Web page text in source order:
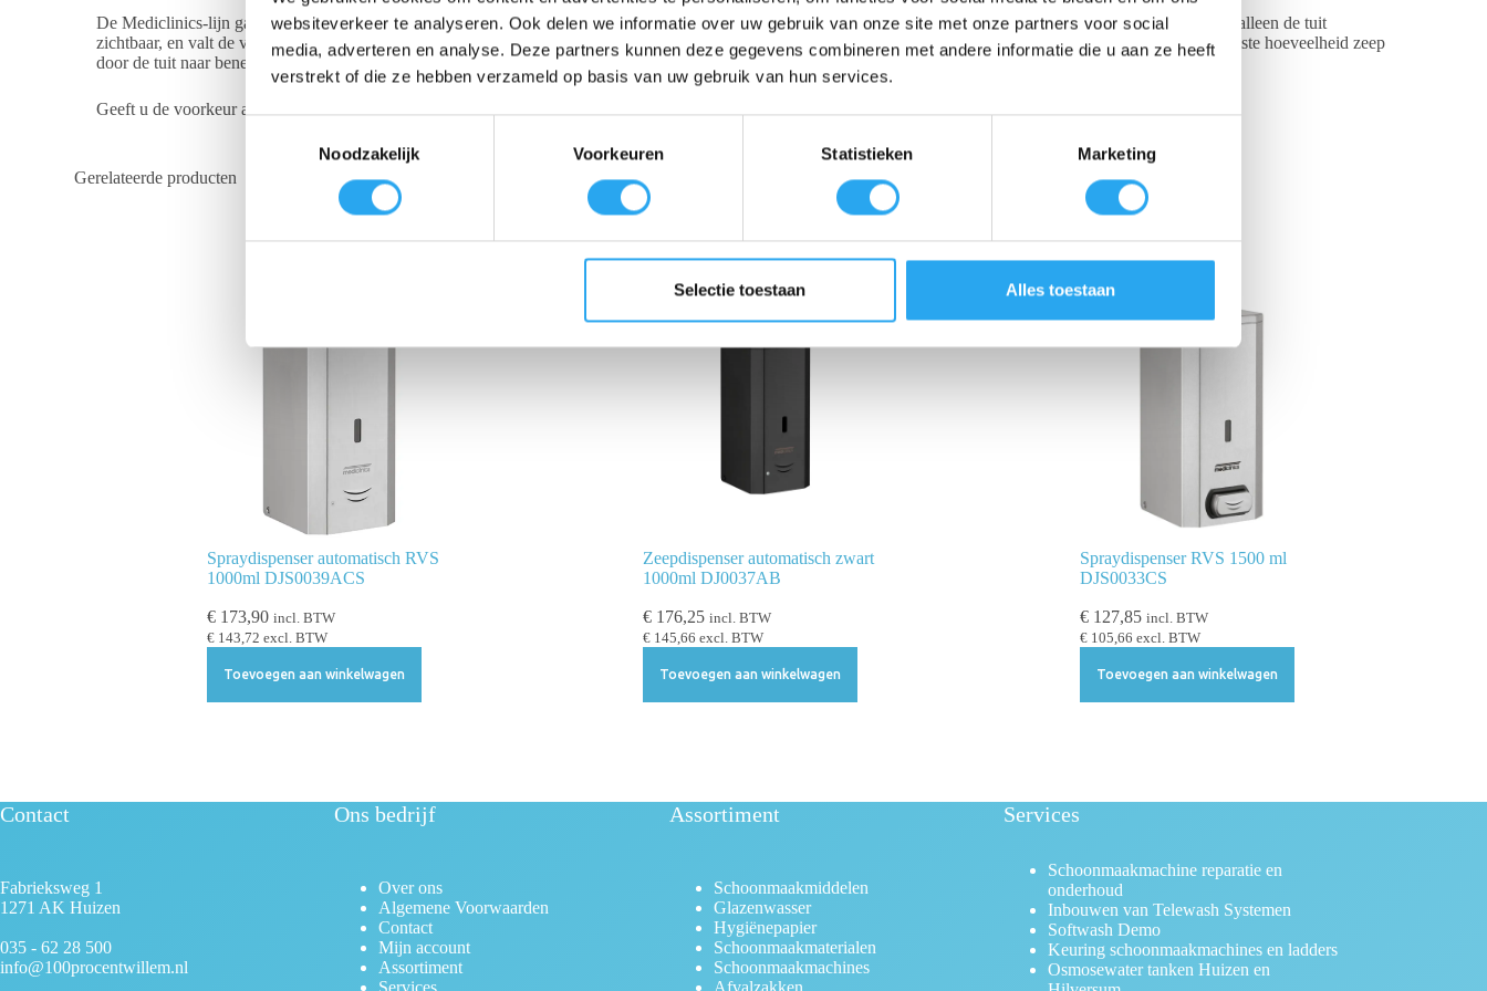
websiteverkeer te analyseren. Ook delen we informatie over uw gebruik van onze site met onze partners voor social
media, adverteren en analyse. Deze partners kunnen deze gegevens combineren met andere informatie die u aan ze heeft
verstrekt of die ze hebben verzameld op basis van uw gebruik van hun services.
i
c
t
e
Noodzakelijk Voorkeuren Statistieken Marketing
Selectie toestaan Alles toestaan
De Mediclinics-lijn gaat niet alleen voor praktisch, maar ook voor stijl. Interieurontwerpers vallen vooral voor de strakke wegwerking in het bovenblad. Hierdoor is alleen de tuit
zichtbaar, en valt de voorraadflacon subtiel weg in het wastafelblad. De verfijnde vorm van de tuit van deze zeepdispenser past naadloos in de hand. U doseert de juiste hoeveelheid zeep
door de tuit naar beneden te duwen.
Geeft u de voorkeur aan een strak en opgeruimd wastafelblad? Vraag dan nu de offerte aan voor de inbouwzeepdispenser van Mediclinics.
Gerelateerde producten
Spraydispenser automatisch RVS
1000ml DJS0039ACS
€ 173,90 incl. BTW
€ 143,72 excl. BTW
Toevoegen aan winkelwagen
Zeepdispenser automatisch zwart
1000ml DJ0037AB
€ 176,25 incl. BTW
€ 145,66 excl. BTW
Toevoegen aan winkelwagen
Spraydispenser RVS 1500 ml
DJS0033CS
€127,85 incl. BTW
€105,66 excl. BTW
Toevoegen aan winkelwagen
Contact
Fabrieksweg 1
1271 AK Huizen
035 - 62 28 500
info@100procentwillem.nl
Ons bedrijf
Over ons
Algemene Voorwaarden
Contact
Mijn account
Assortiment
Services
Assortiment
Schoonmaakmiddelen
Glazenwasser
Hygiënepapier
Schoonmaakmaterialen
Schoonmaakmachines
Afvalzakken
Services
Schoonmaakmachine reparatie en
onderhoud
Inbouwen van Telewash Systemen
Softwash Demo
Keuring schoonmaakmachines en ladders
Osmosewater tanken Huizen en